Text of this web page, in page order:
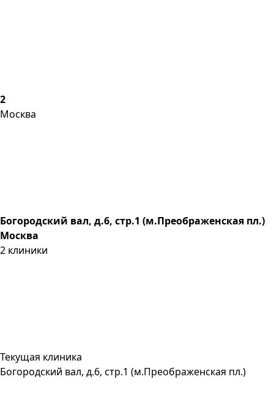
2
Москва
Богородский вал, д.6, стр.1 (м.Преображенская пл.)
Москва
2 клиники
Текущая клиника
Богородский вал, д.6, стр.1 (м.Преображенская пл.)